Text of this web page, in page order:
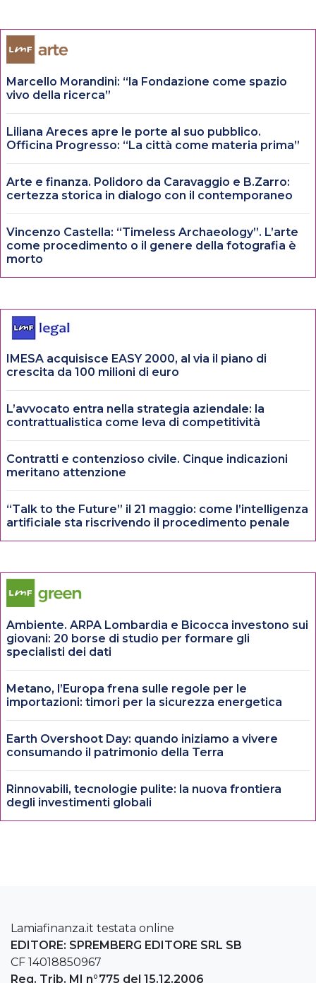
Marcello Morandini: “la Fondazione come spazio
vivo della ricerca”
Liliana Areces apre le porte al suo pubblico.
Officina Progresso: “La città come materia prima”
Arte e finanza. Polidoro da Caravaggio e B.Zarro:
certezza storica in dialogo con il contemporaneo
Vincenzo Castella: “Timeless Archaeology”. L’arte
come procedimento o il genere della fotografia è
morto
IMESA acquisisce EASY 2000, al via il piano di
crescita da 100 milioni di euro
L’avvocato entra nella strategia aziendale: la
contrattualistica come leva di competitività
Contratti e contenzioso civile. Cinque indicazioni
meritano attenzione
“Talk to the Future” il 21 maggio: come l’intelligenza
artificiale sta riscrivendo il procedimento penale
Ambiente. ARPA Lombardia e Bicocca investono sui
giovani: 20 borse di studio per formare gli
specialisti dei dati
Metano, l’Europa frena sulle regole per le
importazioni: timori per la sicurezza energetica
Earth Overshoot Day: quando iniziamo a vivere
consumando il patrimonio della Terra
Rinnovabili, tecnologie pulite: la nuova frontiera
degli investimenti globali
Lamiafinanza.it testata online
EDITORE: SPREMBERG EDITORE SRL SB
CF 14018850967
Reg. Trib. MI n°775 del 15.12.2006